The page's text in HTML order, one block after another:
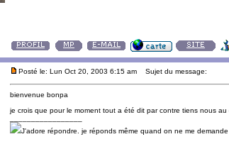
Posté le: Lun Oct 20, 2003 6:15 am Sujet du message:
bienvenue bonpa
je crois que pour le moment tout a été dit par contre tiens nous
J'adore répondre. je réponds même quand on ne me